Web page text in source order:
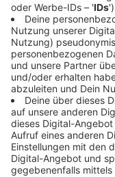
dem
dann morgen die
Platz. Dort
Keller reden. Im
Familienfest unter
Kinderprogramm.
diesem Jahr "mehr
Sicherheit". Aber
"Wählt
des 1. Mai.